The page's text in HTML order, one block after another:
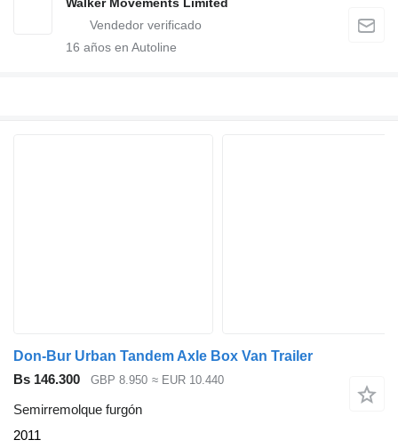
16 años en Autoline
Don-Bur Urban Tandem Axle Box Van Trailer
Bs 146.300
GBP 8.950 ≈ EUR 10.440
Semirremolque furgón
2011